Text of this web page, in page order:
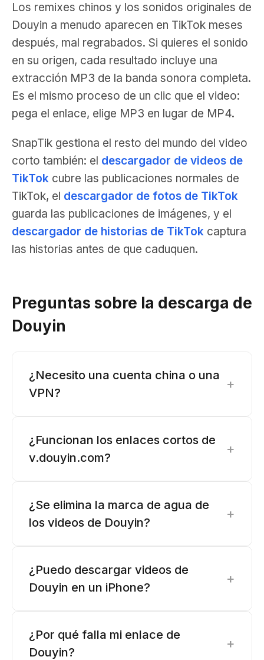
Los remixes chinos y los sonidos originales de
Douyin a menudo aparecen en TikTok meses
después, mal regrabados. Si quieres el sonido
en su origen, cada resultado incluye una
extracción MP3 de la banda sonora completa.
Es el mismo proceso de un clic que el video:
pega el enlace, elige MP3 en lugar de MP4.
SnapTik gestiona el resto del mundo del video
corto también: el descargador de videos de
TikTok cubre las publicaciones normales de
TikTok, el descargador de fotos de TikTok
guarda las publicaciones de imágenes, y el
descargador de historias de TikTok captura
las historias antes de que caduquen.
Preguntas sobre la descarga de
Douyin
¿Necesito una cuenta china o una
VPN?
+
¿Funcionan los enlaces cortos de
v.douyin.com?
+
¿Se elimina la marca de agua de
los videos de Douyin?
+
¿Puedo descargar videos de
Douyin en un iPhone?
+
¿Por qué falla mi enlace de
Douyin?
+